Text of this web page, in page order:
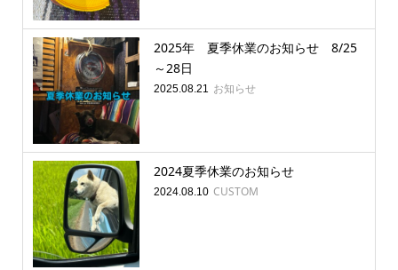
2025年 夏季休業のお知らせ 8/25
～28日
2025.08.21 お知らせ
2024夏季休業のお知らせ
2024.08.10 CUSTOM